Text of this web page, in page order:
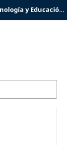
Tembikuaaty Rekávo (TAR): Ciencia, Tecnología y Educación UTIC